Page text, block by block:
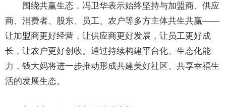
围绕共赢生态，冯卫华表示始终坚持与加盟商、供应
商、消费者、股东、员工、农户等多方主体共生共赢——
让加盟商更好经营，让供应商更好发展，让员工更好成
长，让农户更好创收。通过持续构建平台化、生态化能
力，钱大妈将进一步推动形成共建美好社区、共享幸福生
活的发展生态。